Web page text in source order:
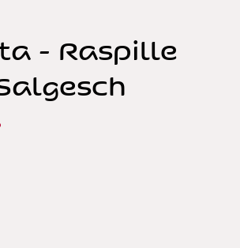
- Raspille